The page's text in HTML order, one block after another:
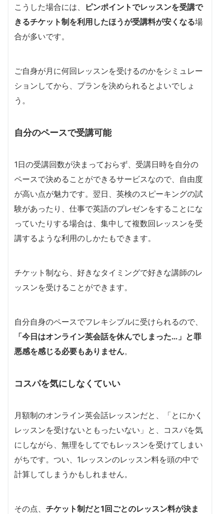
こうした場合には、
ピンポイントでレッスンを受講で
きるチケット制を利用したほうが受講料が安くなる場
合が多いです。
ご自身が月に何回レッスンを受けるのかをシミュレー
ションしてから、プランを決められるとよいでしょ
う。
自分のペースで受講可能
1日の受講回数が決まっておらず、受講日時を自分の
ペースで決めることができるサービスなので、自由度
が高い点が魅力です。翌日、英検のスピーキングの試
験があったり、仕事で英語のプレゼンをすることにな
っていたりする場合は、集中して複数回レッスンを受
講するような利用のしかたもできます。
チケット制なら、好きなタイミングで好きな講師のレ
ッスンを受けることができます。
自分自身のペースでフレキシブルに受けられるので、
「今日はオンライン英会話を休んでしまった…」と罪
悪感を感じる必要もありません。
コスパを気にしなくていい
月額制のオンライン英会話レッスンだと、「とにかく
レッスンを受けないともったいない」と、コスパを気
にしながら、無理をしてでもレッスンを受けてしまい
がちです。つい、1レッスンのレッスン料を頭の中で
計算してしまうかもしれません。
その点、 チケット制だと1回ごとのレッスン料が決ま